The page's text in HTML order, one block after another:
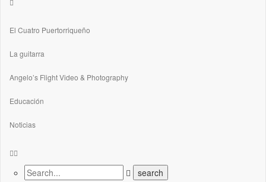
El Cuatro Puertorriqueño
La guitarra
Angelo’s Flight Video & Photography
Educación
Noticias